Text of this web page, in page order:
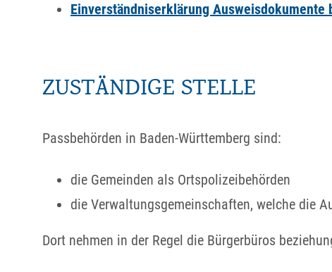
Einverständniserklärung
ZUSTÄNDIGE STELLE
Passbehörden in Baden-Württemberg sind:
die Gemeinden als Ortspolizeibehörden
die Verwaltungsgemeinschaften, welche die
Dort nehmen in der Regel die Bürgerbüros